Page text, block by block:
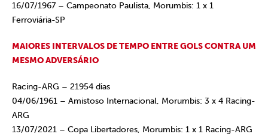
16/07/1967 – Campeonato Paulista, Morumbis: 1 x 1
Ferroviária-SP
MAIORES INTERVALOS DE TEMPO ENTRE GOLS CONTRA UM
MESMO ADVERSÁRIO
Racing-ARG – 21954 dias
04/06/1961 – Amistoso Internacional, Morumbis: 3 x 4 Racing-
ARG
13/07/2021 – Copa Libertadores, Morumbis: 1 x 1 Racing-ARG